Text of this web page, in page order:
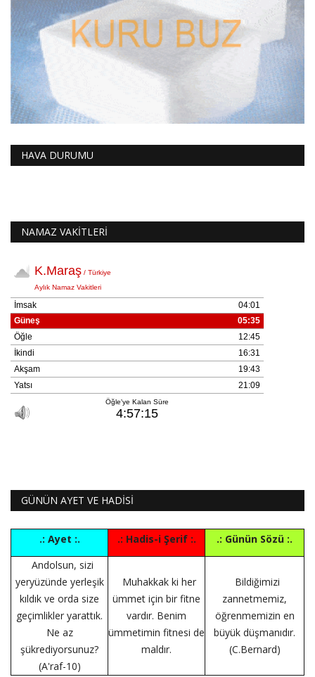
HAVA DURUMU
NAMAZ VAKİTLERİ
GÜNÜN AYET VE HADİSİ
.: Ayet :. .: Hadis-i Şerif :.
.: Günün Sözü :.
Andolsun, sizi
yeryüzünde yerleşik
kıldık ve orda size
geçimlikler yarattık.
Ne az
şükrediyorsunuz?
(A'raf-10)
Muhakkak ki her
ümmet için bir fitne
vardır. Benim
ümmetimin fitnesi de
maldır.
Bildiğimizi
zannetmemiz,
öğrenmemizin en
büyük düşmanıdır.
(C.Bernard)